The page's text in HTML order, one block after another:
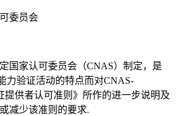
委员会
国家认可委员会（CNAS）制定，是
力验证活动的特点而对CNAS-
提供者认可准则》所作的进一步说明及
减少该准则的要求.